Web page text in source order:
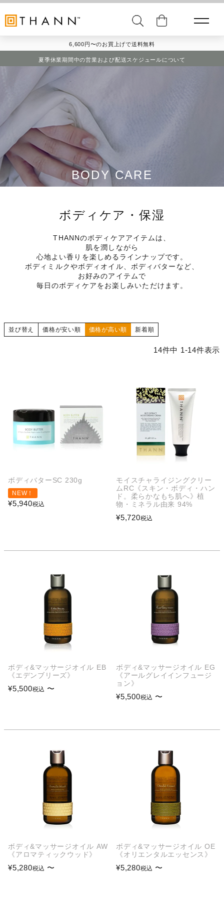
6,600円〜のお買上げで送料無料
夏季休業期間中の営業および配送スケジュールについて
BODY CARE
ボディケア・保湿
THANNのボディケアアイテムは、
肌を潤しながら
心地よい香りを楽しめるラインナップです。
ボディミルクやボディオイル、ボディバターなど、
お好みのアイテムで
毎日のボディケアをお楽しみいただけます。
並び替え 価格が安い順 価格が高い順 新着順
14件中 1-14件表示
ボディバターSC 230g
NEW！
¥5,940税込
モイスチャライジングクリー
ムRC《スキン・ボディ・ハン
ド。柔らかなもち肌へ》植
物・ミネラル由来 94%
¥5,720税込
ボディ&マッサージオイル EB
《エデンブリーズ》
¥5,500税込 〜
ボディ&マッサージオイル EG
《アールグレイインフュージ
ョン》
¥5,500税込 〜
ボディ&マッサージオイル AW
《アロマティックウッド》
¥5,280税込 〜
ボディ&マッサージオイル OE
《オリエンタルエッセンス》
¥5,280税込 〜